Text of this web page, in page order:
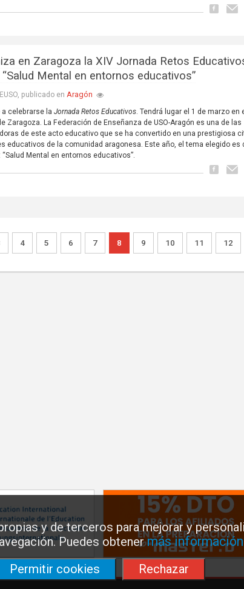
y de terceros para mejorar y
Puedes obtenermás
Permitir cookies
Rechazar
en Zaragoza la XIV Jornada Retos
Mental en entornos educativos”
publicado enAragón
a celebrarse laJornada Retos Educativos. Tendrá lugar el 1 de marzo en
Zaragoza. La Federación de Enseñanza de USO-Aragón es una de las
de este acto educativo que se ha convertido en una prestigiosa
educativos de la comunidad aragonesa. Este año, el tema elegido es
Mental en entornos educativos”.
4 5 6 7 8 9 10 11 12